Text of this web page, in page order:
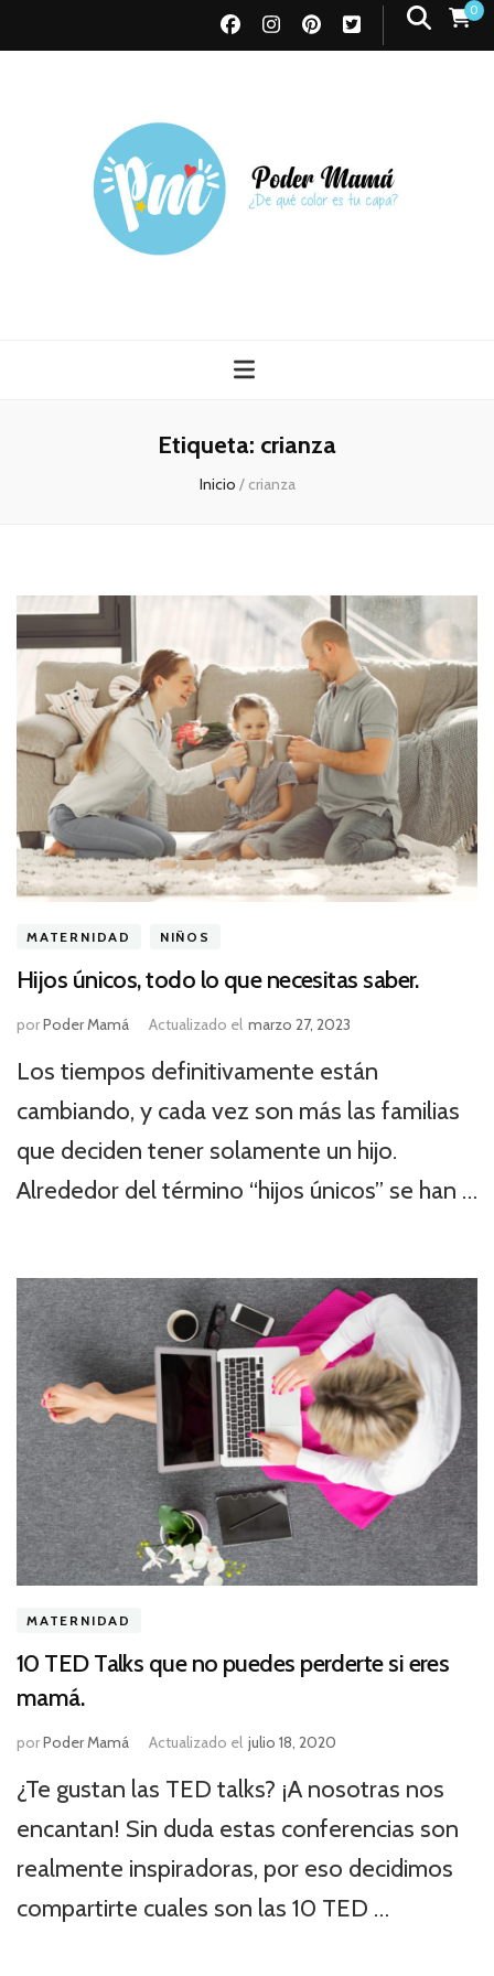
0
Etiqueta: crianza
Inicio / crianza
MATERNIDAD NIÑOS
Hijos únicos, todo lo que necesitas saber.
porPoder Mamá Actualizado el marzo 27, 2023
Los tiempos definitivamente están
cambiando, y cada vez son más las familias
que deciden tener solamente un hijo.
Alrededor del término “hijos únicos” se han …
MATERNIDAD
10 TED Talks que no puedes perderte si eres
mamá.
porPoder Mamá Actualizado el julio 18, 2020
¿Te gustan las TED talks? ¡A nosotras nos
encantan! Sin duda estas conferencias son
realmente inspiradoras, por eso decidimos
compartirte cuales son las 10 TED …